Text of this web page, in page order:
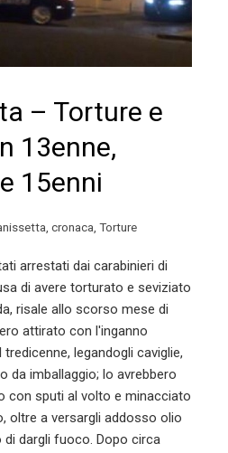
– Torture e
13enne,
15enni
cronaca Torture
arrestati dai carabinieri di
di avere torturato e seviziato
risale allo scorso mese di
attirato con l'inganno
legandogli caviglie,
da imballaggio; lo avrebbero
con sputi al volto e minacciato
oltre a versargli addosso olio
dargli fuoco. Dopo circa